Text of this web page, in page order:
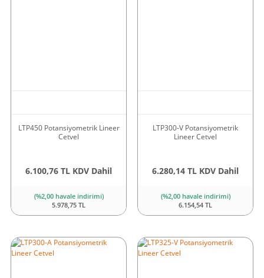
LTP450 Potansiyometrik Lineer
Cetvel
6.100,76 TL KDV Dahil
(%2,00 havale indirimi)
5.978,75 TL
LTP300-V Potansiyometrik
Lineer Cetvel
6.280,14 TL KDV Dahil
(%2,00 havale indirimi)
6.154,54 TL